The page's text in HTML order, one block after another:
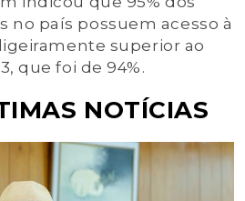
país possuem acesso à
superior ao
que foi de 94%.
NOTÍCIAS